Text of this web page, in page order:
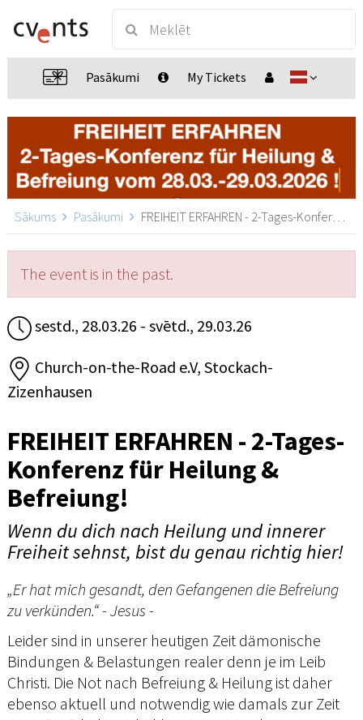
Pasākumi My Tickets
Sākums Pasākumi FREIHEIT ERFAHREN - 2-Tages-Konferenz für Heilung & Befreiung!, Stockach-Zizenhausen
The event is in the past.
sestd., 28.03.26 - svētd., 29.03.26
Church-on-the-Road e.V, Stockach-
Zizenhausen
FREIHEIT ERFAHREN - 2-Tages-
Konferenz für Heilung &
Befreiung!
Wenn du dich nach Heilung und innerer
Freiheit sehnst, bist du genau richtig hier!
„Er hat mich gesandt, den Gefangenen die Befreiung
zu verkünden.“ - Jesus -
Leider sind in unserer heutigen Zeit dämonische
Bindungen & Belastungen realer denn je im Leib
Christi. Die Not nach Befreiung & Heilung ist daher
ebenso aktuell und notwendig wie damals zur Zeit